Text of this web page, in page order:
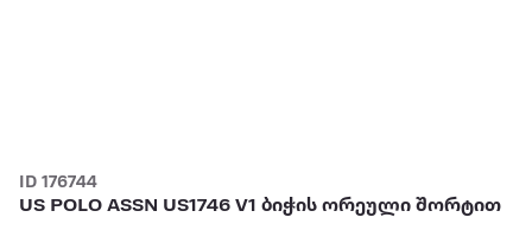
ID 176744
US POLO ASSN US1746 V1 ბიჭის ორეული შორტით